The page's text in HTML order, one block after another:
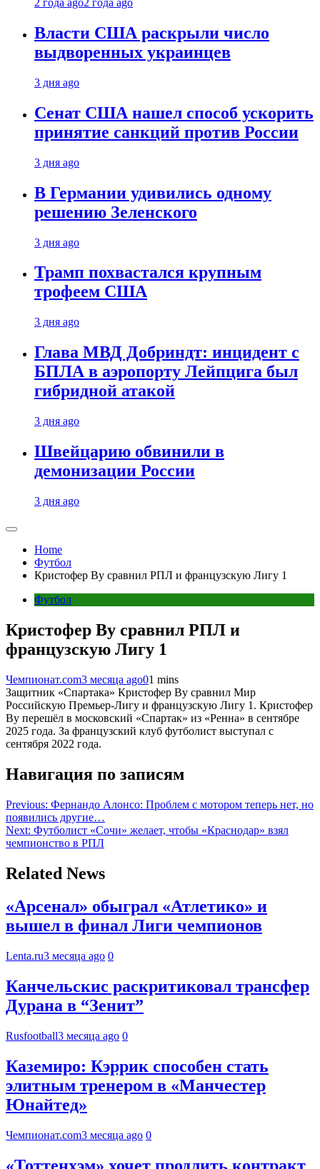
2 года ago2 года ago
Власти США раскрыли число
выдворенных украинцев
3 дня ago
Сенат США нашел способ ускорить
принятие санкций против России
3 дня ago
В Германии удивились одному
решению Зеленского
3 дня ago
Трамп похвастался крупным
трофеем США
3 дня ago
Глава МВД Добриндт: инцидент с
БПЛА в аэропорту Лейпцига был
гибридной атакой
3 дня ago
Швейцарию обвинили в
демонизации России
3 дня ago
Home
Футбол
Кристофер Ву сравнил РПЛ и французскую Лигу 1
Футбол
Кристофер Ву сравнил РПЛ и
французскую Лигу 1
Чемпионат.com3 месяца ago01 mins
Защитник «Спартака» Кристофер Ву сравнил Мир
Российскую Премьер-Лигу и французскую Лигу 1. Кристофер
Ву перешёл в московский «Спартак» из «Ренна» в сентябре
2025 года. За французский клуб футболист выступал с
сентября 2022 года.
Навигация по записям
Previous: Фернандо Алонсо: Проблем с мотором теперь нет, но
появились другие…
Next: Футболист «Сочи» желает, чтобы «Краснодар» взял
чемпионство в РПЛ
Related News
«Арсенал» обыграл «Атлетико» и
вышел в финал Лиги чемпионов
Lenta.ru3 месяца ago 0
Канчельскис раскритиковал трансфер
Дурана в “Зенит”
Rusfootball3 месяца ago 0
Каземиро: Кэррик способен стать
элитным тренером в «Манчестер
Юнайтед»
Чемпионат.com3 месяца ago 0